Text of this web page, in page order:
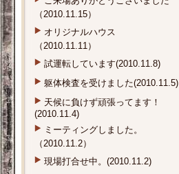
（2010.11.15）
オリジナルハウス
（2010.11.11）
試運転しています(2010.11.8)
躯体検査を受けました(2010.11.5)
天候に負けず頑張ってます！
(2010.11.4)
ミーティングしました。
（2010.11.2）
現場打合せ中。(2010.11.2)